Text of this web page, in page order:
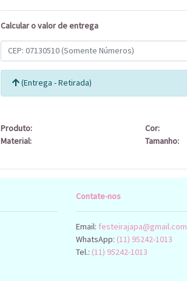
Calcular o valor de entrega
(Entrega - Retirada)
Produto:
Material:
Cor:
Tamanho:
Contate-nos
Email: festeirajapa@gmail.com
WhatsApp: (11) 95242-1013
Tel.: (11) 95242-1013